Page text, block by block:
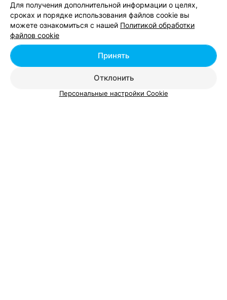
Для получения дополнительной информации о целях,
сроках и порядке использования файлов cookie вы
можете ознакомиться с нашей Политикой обработки
файлов cookie
Отклонить
Принять
Персональные настройки Cookie